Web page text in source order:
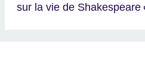
sur la vie de Shakespeare